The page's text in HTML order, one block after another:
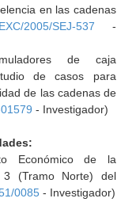
en las cadenas
2005/SEJ-537 -
de caja
de casos para
de las cadenas de
- Investigador)
Económico de la
3 (Tramo Norte) del
0085- Investigador)